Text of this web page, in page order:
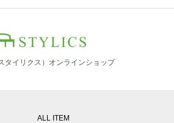
タイリクス）オンラインショップ
ALL ITEM